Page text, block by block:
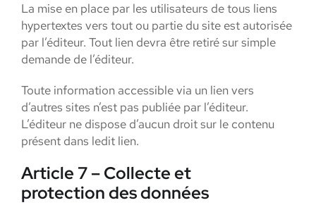
La mise en place par les utilisateurs de tous liens
hypertextes vers tout ou partie du site est autorisée
par l’éditeur. Tout lien devra être retiré sur simple
demande de l’éditeur.
Toute information accessible via un lien vers
d’autres sites n’est pas publiée par l’éditeur.
L’éditeur ne dispose d’aucun droit sur le contenu
présent dans ledit lien.
Article 7 – Collecte et
protection des données